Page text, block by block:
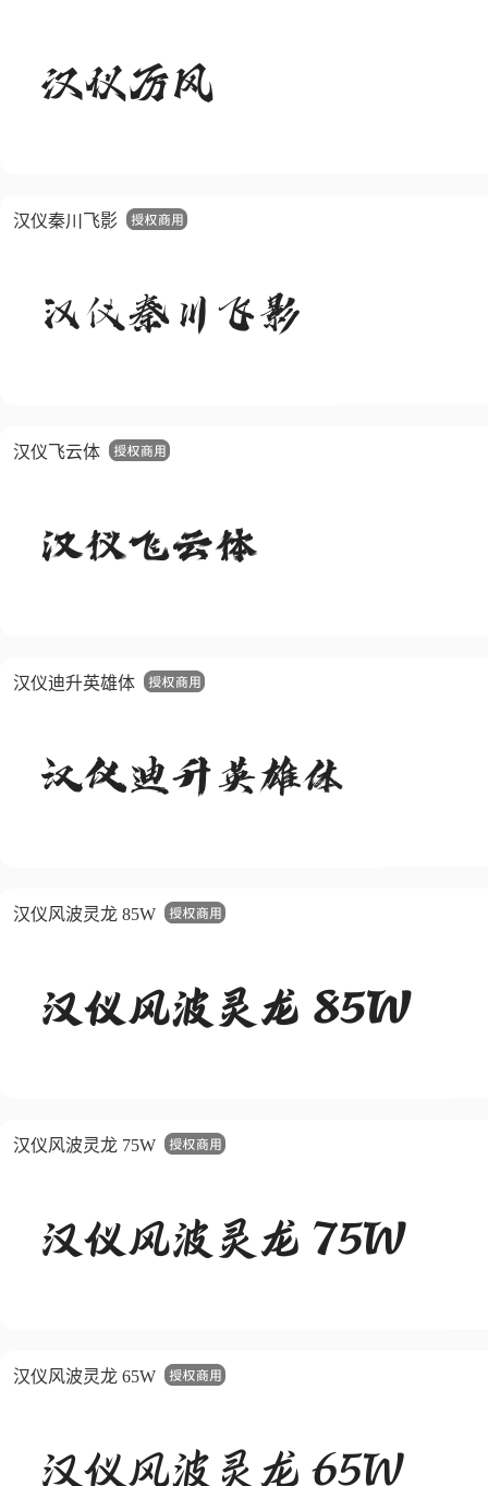
汉仪秦川飞影
汉仪飞云体
汉仪迪升英雄体
汉仪风波灵龙 85W
汉仪风波灵龙 75W
汉仪风波灵龙 65W